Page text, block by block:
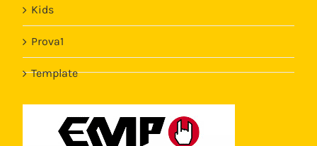
Kids
Prova1
Template